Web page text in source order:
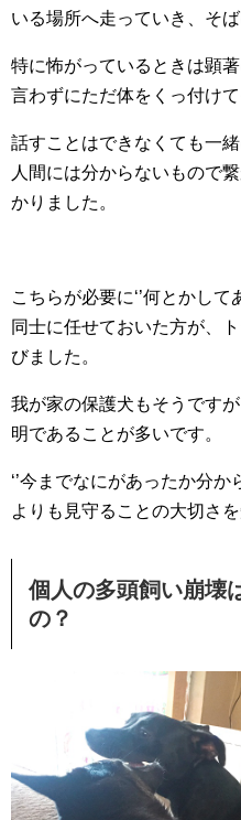
いる場所へ走っていき、そ
特に怖がっているときは顕
言わずにただ体をくっ付けて
話すことはできなくても一
人間には分からないもので
かりました。
こちらが必要に‘’何とかして
同士に任せておいた方が、
びました。
我が家の保護犬もそうです
明であることが多いです。
‘’今までなにがあったか分か
よりも見守ることの大切さ
個人の多頭飼い崩壊
の？